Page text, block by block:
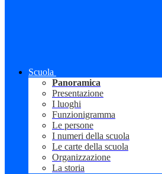
Scuola
Panoramica
Presentazione
I luoghi
Funzionigramma
Le persone
I numeri della scuola
Le carte della scuola
Organizzazione
La storia